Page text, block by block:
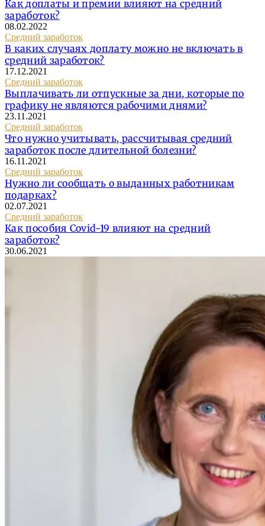
Как доплаты и премии влияют на средний
заработок?
08.02.2022
Средний заработок
В каких случаях доплату можно не включать в
средний заработок?
17.12.2021
Средний заработок
Выплачивать ли отпускные за дни, которые по
графику не являются рабочими днями?
23.11.2021
Средний заработок
Что нужно учитывать, рассчитывая средний
заработок после длительной болезни?
16.11.2021
Средний заработок
Нужно ли сообщать о выданных работникам
подарках?
02.07.2021
Средний заработок
Как пособия Covid-19 влияют на средний
заработок?
30.06.2021